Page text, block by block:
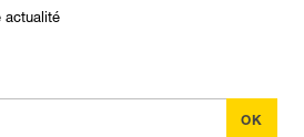
actualité